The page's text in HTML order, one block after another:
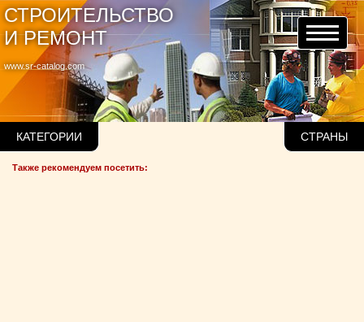
www.sr-catalog.com
СТРОИТЕЛЬСТВО
И РЕМОНТ
КАТЕГОРИИ СТРАНЫ
Также рекомендуем посетить: